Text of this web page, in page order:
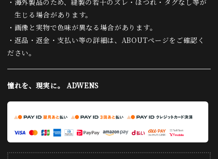
・海外製品のため、縫製の若干のズレ・ほつれ・タグなし等が
生じる場合があります。
・画像と実物で色味が異なる場合があります。
・返品・返金・支払い等の詳細は、ABOUTページをご確認く
ださい。
憧れを、現実に。 ADWENS